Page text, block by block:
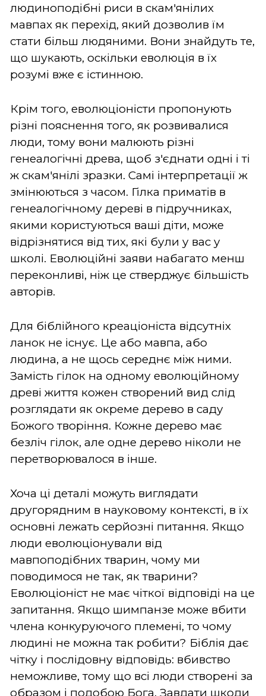
людиноподібні риси в скам'янілих
мавпах як перехід, який дозволив їм
стати більш людяними. Вони знайдуть те,
що шукають, оскільки еволюція в їх
розумі вже є істинною.
Крім того, еволюціоністи пропонують
різні пояснення того, як розвивалися
люди, тому вони малюють різні
генеалогічні древа, щоб з'єднати одні і ті
ж скам'янілі зразки. Самі інтерпретації ж
змінюються з часом. Гілка приматів в
генеалогічному дереві в підручниках,
якими користуються ваші діти, може
відрізнятися від тих, які були у вас у
школі. Еволюційні заяви набагато менш
переконливі, ніж це стверджує більшість
авторів.
Для біблійного креаціоніста відсутніх
ланок не існує. Це або мавпа, або
людина, а не щось середнє між ними.
Замість гілок на одному еволюційному
древі життя кожен створений вид слід
розглядати як окреме дерево в саду
Божого творіння. Кожне дерево має
безліч гілок, але одне дерево ніколи не
перетворювалося в інше.
Хоча ці деталі можуть виглядати
другорядним в науковому контексті, в їх
основні лежать серйозні питання. Якщо
люди еволюціонували від
мавпоподібних тварин, чому ми
поводимося не так, як тварини?
Еволюціоніст не має чіткої відповіді на це
запитання. Якщо шимпанзе може вбити
члена конкуруючого племені, то чому
людині не можна так робити? Біблія дає
чітку і послідовну відповідь: вбивство
неможливе, тому що всі люди створені за
образом і подобою Бога. Завдати шкоди